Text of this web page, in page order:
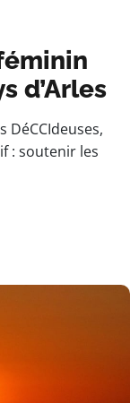
d’Arles
DéCCIdeuses,
: soutenir les